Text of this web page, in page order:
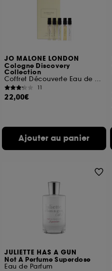
JO MALONE LONDON
Cologne Discovery
Collection
Coffret Découverte Eau de Cologne
11
22,00€
Ajouter au panier
JULIETTE HAS A GUN
Not A Perfume Superdose
Eau de Parfum